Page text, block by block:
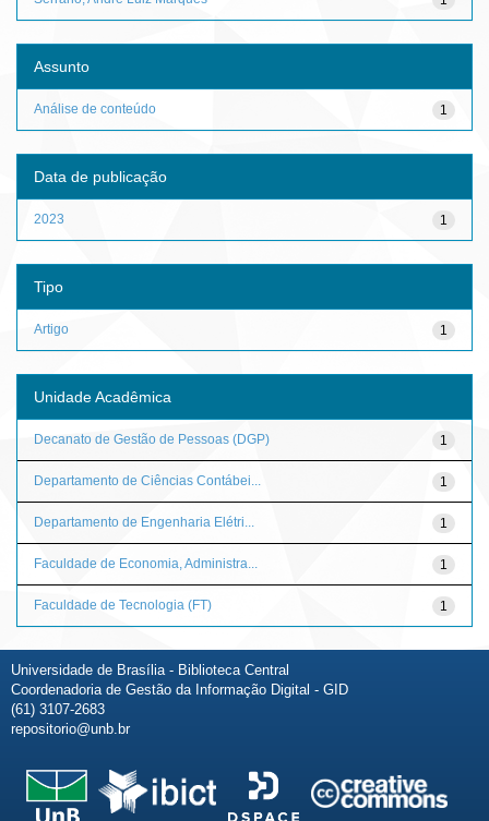
Assunto
1
Análise de conteúdo
Data de publicação
1
2023
Tipo
1
Artigo
Unidade Acadêmica
1
Decanato de Gestão de Pessoas (DGP)
1
Departamento de Ciências Contábei...
1
Departamento de Engenharia Elétri...
1
Faculdade de Economia, Administra...
1
Faculdade de Tecnologia (FT)
Universidade de Brasília - Biblioteca Central
Coordenadoria de Gestão da Informação Digital - GID
(61) 3107-2683
repositorio@unb.br